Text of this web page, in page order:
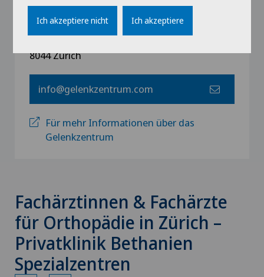
Privatklinik Bethanien
8044 Zürich
info@gelenkzentrum.com
Für mehr Informationen über das
Gelenkzentrum
Fachärztinnen & Fachärzte
für Orthopädie in Zürich –
Privatklinik Bethanien
Spezialzentren
Ich akzeptiere nicht Ich akzeptiere